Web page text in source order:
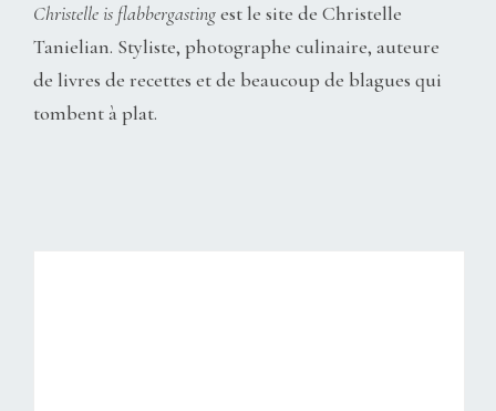
Christelle is flabbergastingest le site de Christelle
Tanielian. Styliste, photographe culinaire, auteure
de livres de recettes et de beaucoup de blagues qui
tombent à plat.